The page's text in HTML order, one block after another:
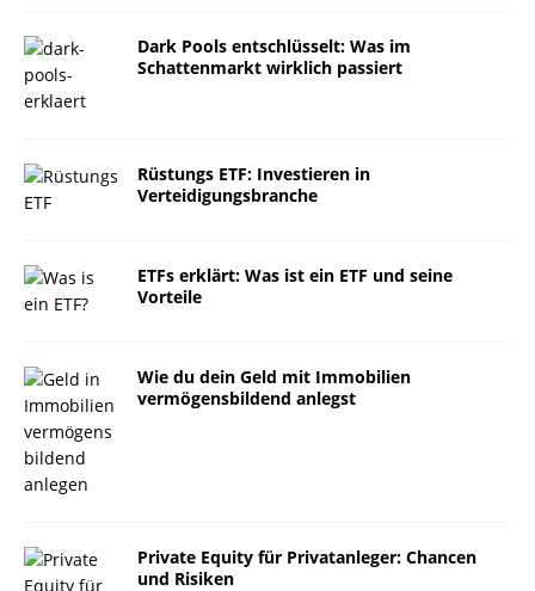
Dark Pools entschlüsselt: Was im
Schattenmarkt wirklich passiert
Rüstungs ETF: Investieren in
Verteidigungsbranche
ETFs erklärt: Was ist ein ETF und seine
Vorteile
Wie du dein Geld mit Immobilien
vermögensbildend anlegst
Private Equity für Privatanleger: Chancen
und Risiken